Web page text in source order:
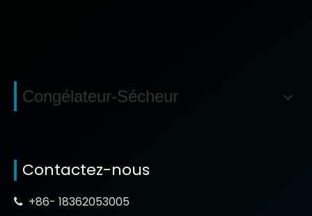
Congélateur-Sécheur
Contactez-nous
 +86- 18362053005